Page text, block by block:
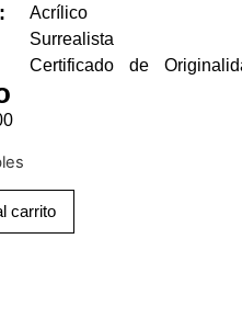
Acrílico
Surrealista
Certificado de
carrito